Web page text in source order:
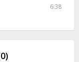
6:38